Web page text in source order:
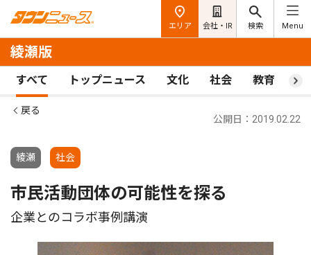
エリア 会社・IR 検索 Menu
綾瀬版
すべて トップニュース 文化 社会 教育 ス
戻る
綾瀬 社会
公開日：2019.02.22
市民活動団体の可能性を探る
企業とのコラボ事例講演